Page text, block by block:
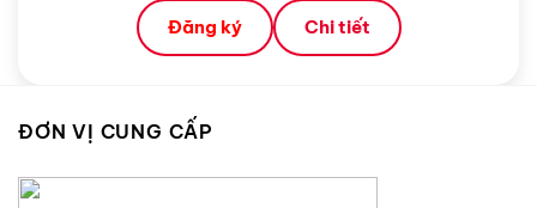
Đăng ký Chi tiết
ĐƠN VỊ CUNG CẤP